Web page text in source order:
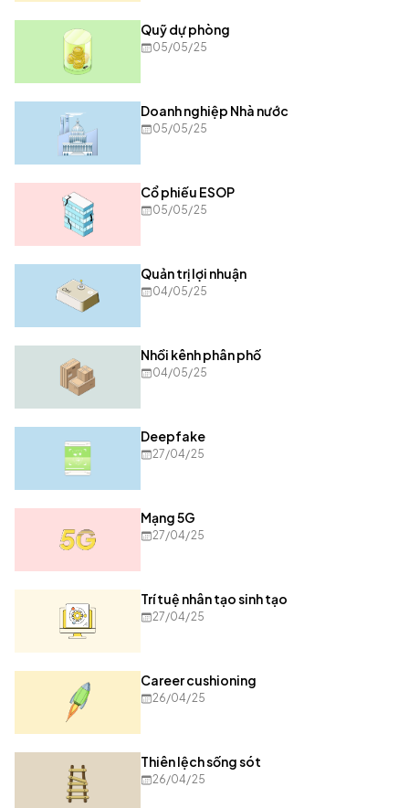
Quỹ dự phòng
05/05/25
Doanh nghiệp Nhà nước
05/05/25
Cổ phiếu ESOP
05/05/25
Quản trị lợi nhuận
04/05/25
Nhồi kênh phân phố
04/05/25
Deepfake
27/04/25
Mạng 5G
27/04/25
Trí tuệ nhân tạo sinh tạo
27/04/25
Career cushioning
26/04/25
Thiên lệch sống sót
26/04/25